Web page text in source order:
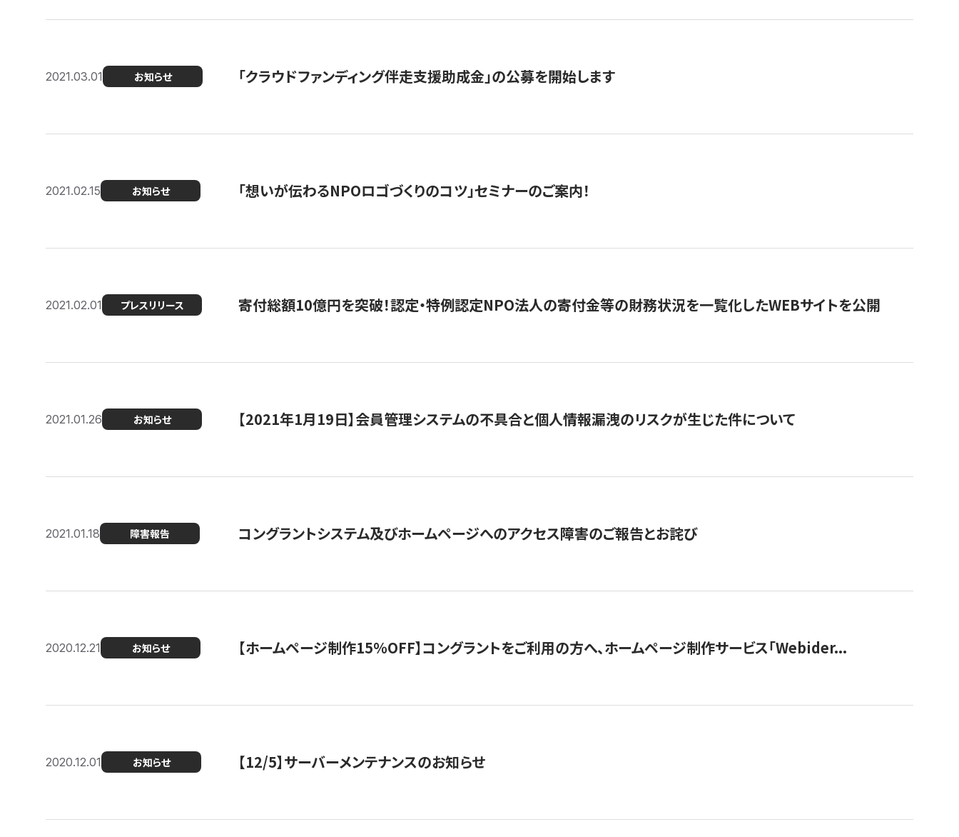
2021.03.01 お知らせ 「クラウドファンディング伴走支援助成金」の公募を開始します
2021.02.15 お知らせ 「想いが伝わるNPOロゴづくりのコツ」セミナーのご案内！
2021.02.01 プレスリリース 寄付総額10億円を突破！認定・特例認定NPO法人の寄付金等の財務状況を一覧化したWEBサイトを公開
2021.01.26 お知らせ 【2021年1月19日】会員管理システムの不具合と個人情報漏洩のリスクが生じた件について
2021.01.18 障害報告 コングラントシステム及びホームページへのアクセス障害のご報告とお詫び
2020.12.21 お知らせ 【ホームページ制作15％OFF】コングラントをご利用の方へ、ホームページ制作サービス「Webider...
2020.12.01 お知らせ 【12/5】サーバーメンテナンスのお知らせ